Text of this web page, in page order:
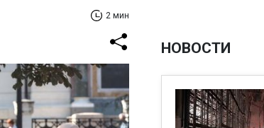
2 мин
НОВОСТИ